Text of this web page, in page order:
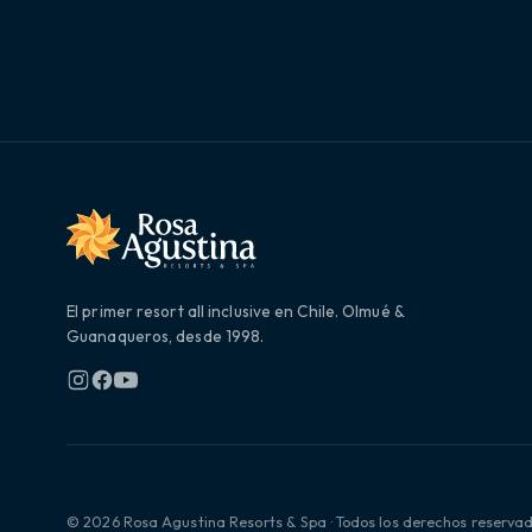
El primer resort all inclusive en Chile. Olmué &
Guanaqueros, desde 1998.
© 2026 Rosa Agustina Resorts & Spa · Todos los derechos